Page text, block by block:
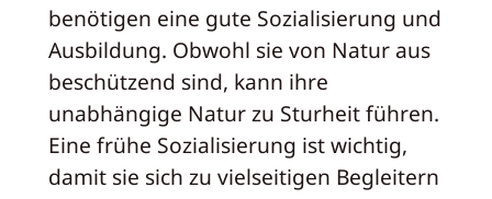
benötigen eine gute Sozialisierung und
Ausbildung. Obwohl sie von Natur aus
beschützend sind, kann ihre
unabhängige Natur zu Sturheit führen.
Eine frühe Sozialisierung ist wichtig,
damit sie sich zu vielseitigen Begleitern